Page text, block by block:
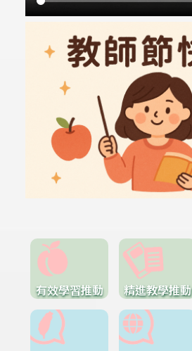
有效學習推動 精進教學推動